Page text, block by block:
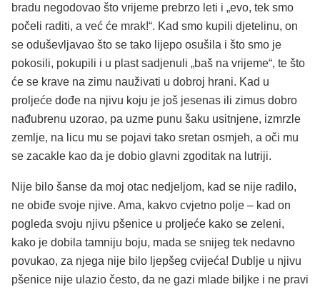
bradu negodovao što vrijeme prebrzo leti i „evo, tek smo
počeli raditi, a već će mrak!“. Kad smo kupili djetelinu, on
se oduševljavao što se tako lijepo osušila i što smo je
pokosili, pokupili i u plast sadjenuli „baš na vrijeme“, te što
će se krave na zimu nauživati u dobroj hrani. Kad u
proljeće dođe na njivu koju je još jesenas ili zimus dobro
nađubrenu uzorao, pa uzme punu šaku usitnjene, izmrzle
zemlje, na licu mu se pojavi tako sretan osmjeh, a oči mu
se zacakle kao da je dobio glavni zgoditak na lutriji.
Nije bilo šanse da moj otac nedjeljom, kad se nije radilo,
ne obiđe svoje njive. Ama, kakvo cvjetno polje – kad on
pogleda svoju njivu pšenice u proljeće kako se zeleni,
kako je dobila tamniju boju, mada se snijeg tek nedavno
povukao, za njega nije bilo ljepšeg cvijeća! Dublje u njivu
pšenice nije ulazio često, da ne gazi mlade biljke i ne pravi